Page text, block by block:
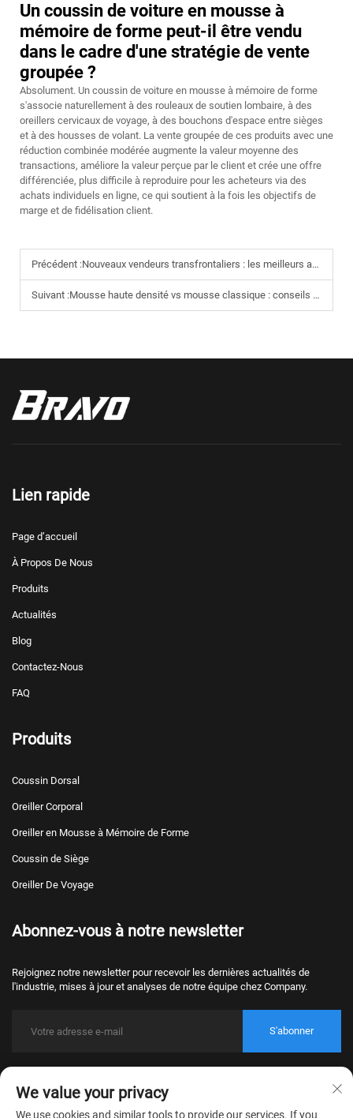
Un coussin de voiture en mousse à
mémoire de forme peut-il être vendu
dans le cadre d'une stratégie de vente
groupée ?
Absolument. Un coussin de voiture en mousse à mémoire de forme
s'associe naturellement à des rouleaux de soutien lombaire, à des
oreillers cervicaux de voyage, à des bouchons d'espace entre sièges
et à des housses de volant. La vente groupée de ces produits avec une
réduction combinée modérée augmente la valeur moyenne des
transactions, améliore la valeur perçue par le client et crée une offre
différenciée, plus difficile à reproduire pour les acheteurs via des
achats individuels en ligne, ce qui soutient à la fois les objectifs de
marge et de fidélisation client.
Précédent :Nouveaux vendeurs transfrontaliers : les meilleurs articles en mousse à mémoire de forme pour tester le marché
Suivant :Mousse haute densité vs mousse classique : conseils d’approvisionnement en fonction des acheteurs cibles
Lien rapide
Page d’accueil
À Propos De Nous
Produits
Actualités
Blog
Contactez-Nous
FAQ
Produits
Coussin Dorsal
Oreiller Corporal
Oreiller en Mousse à Mémoire de Forme
Coussin de Siège
Oreiller De Voyage
Abonnez-vous à notre newsletter
Rejoignez notre newsletter pour recevoir les dernières actualités de
l'industrie, mises à jour et analyses de notre équipe chez Company.
S'abonner
Tous droits réservés.
Politique de confidentialité
We value your privacy
We use cookies and similar tools to provide our services. If you